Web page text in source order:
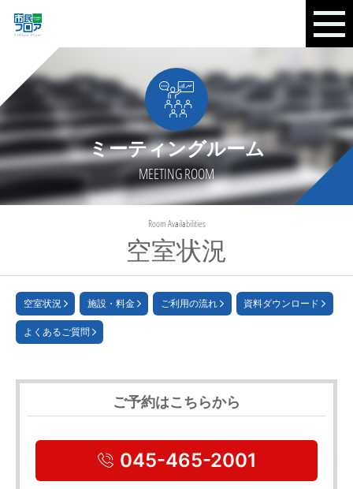
ミーティングルーム
MEETING ROOM
空室状況
Room Availabilities
空室状況 施設・料金 ご利用の流れ 資料ダウンロード
よくあるご質問
ご予約はこちらから
045-465-2001